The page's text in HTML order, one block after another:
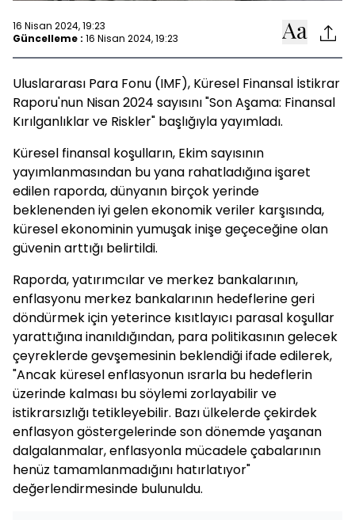
16 Nisan 2024, 19:23
Güncelleme : 16 Nisan 2024, 19:23
Uluslararası Para Fonu (IMF), Küresel Finansal İstikrar
Raporu'nun Nisan 2024 sayısını "Son Aşama: Finansal
Kırılganlıklar ve Riskler" başlığıyla yayımladı.
Küresel finansal koşulların, Ekim sayısının
yayımlanmasından bu yana rahatladığına işaret
edilen raporda, dünyanın birçok yerinde
beklenenden iyi gelen ekonomik veriler karşısında,
küresel ekonominin yumuşak inişe geçeceğine olan
güvenin arttığı belirtildi.
Raporda, yatırımcılar ve merkez bankalarının,
enflasyonu merkez bankalarının hedeflerine geri
döndürmek için yeterince kısıtlayıcı parasal koşullar
yarattığına inanıldığından, para politikasının gelecek
çeyreklerde gevşemesinin beklendiği ifade edilerek,
"Ancak küresel enflasyonun ısrarla bu hedeflerin
üzerinde kalması bu söylemi zorlayabilir ve
istikrarsızlığı tetikleyebilir. Bazı ülkelerde çekirdek
enflasyon göstergelerinde son dönemde yaşanan
dalgalanmalar, enflasyonla mücadele çabalarının
henüz tamamlanmadığını hatırlatıyor"
değerlendirmesinde bulunuldu.